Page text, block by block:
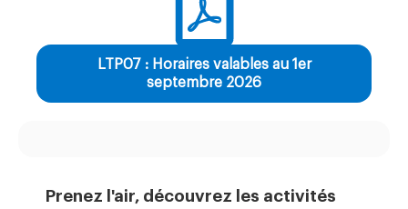
LTP07 : Horaires valables au 1er
septembre 2026
Prenez l'air, découvrez les activités